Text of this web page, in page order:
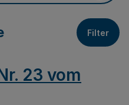
Filter
23 vom